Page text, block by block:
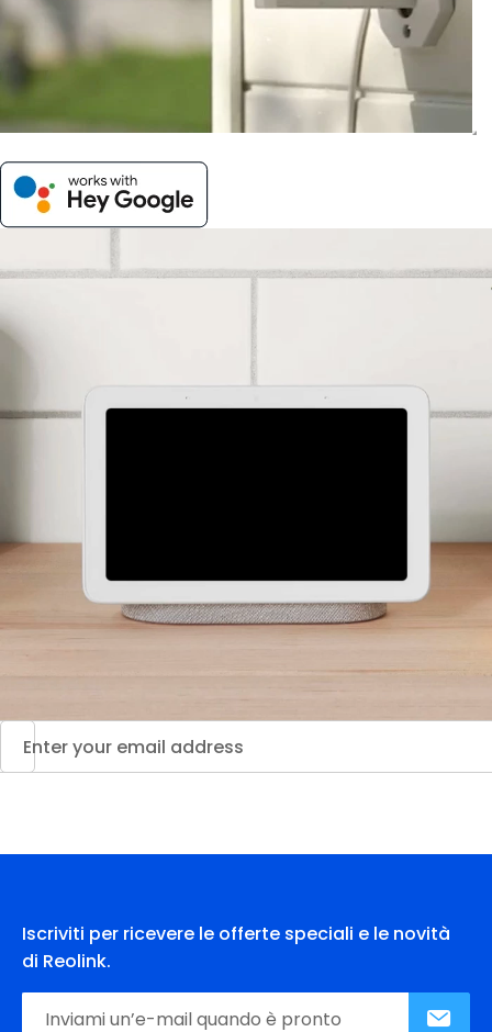
Iscriviti per ricevere le offerte speciali e le novità
di Reolink.